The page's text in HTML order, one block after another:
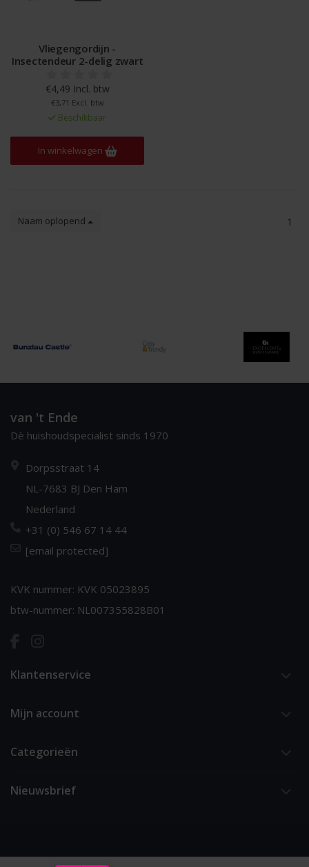
Vliegengordijn -
Insectendeur 2-delig zwart
€4,49 Incl. btw
€3,71 Excl. btw
Beschikbaar
In winkelwagen
Naam oplopend 1
van 't Ende
Dè huishoudspecialist sinds 1970
Dorpsstraat 14
NL-7683 BJ Den Ham
Nederland
+31 (0) 546 67 14 44
[email protected]
KVK nummer: KVK 05023895
btw-nummer: NL007355828B01
Klantenservice
Mijn account
Categorieën
Nieuwsbrief